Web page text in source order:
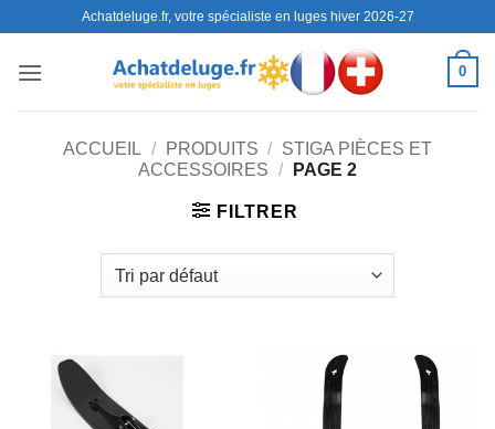
contenu
Achatdeluge.fr, votre spécialiste en luges hiver 2026-27
0
ACCUEIL / PRODUITS / STIGA PIÈCES ET
ACCESSOIRES / PAGE 2
FILTRER